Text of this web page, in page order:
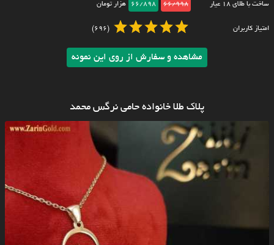
ساخت با طلای ۱۸ عیار 66/998
66/898 هزار تومان
امتیاز کاربران (696)
مشاهده و سفارش از روی این نمونه
پلاک طلا خانواده حامی نرگس محمد